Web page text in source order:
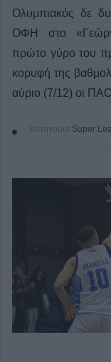
Ολυμπιακός δε
ΟΦΗ στο
πρώτο γύρο του
κορυφή της
αύριο (7/12) οι
Κατηγορία Super